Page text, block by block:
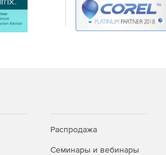
Распродажа
Семинары и вебинары